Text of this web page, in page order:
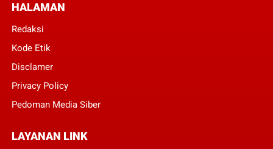
HALAMAN
Redaksi
Kode Etik
Disclamer
Privacy Policy
Pedoman Media Siber
LAYANAN LINK